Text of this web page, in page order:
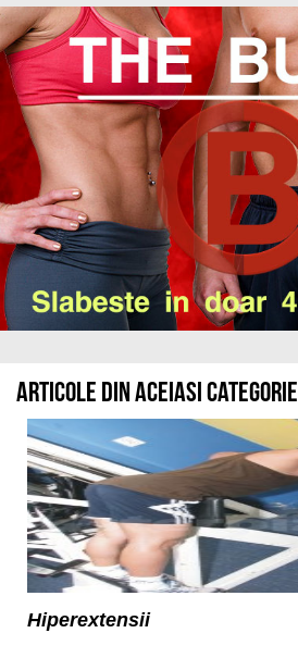
Articole din aceiasi categorie
Hiperextensii